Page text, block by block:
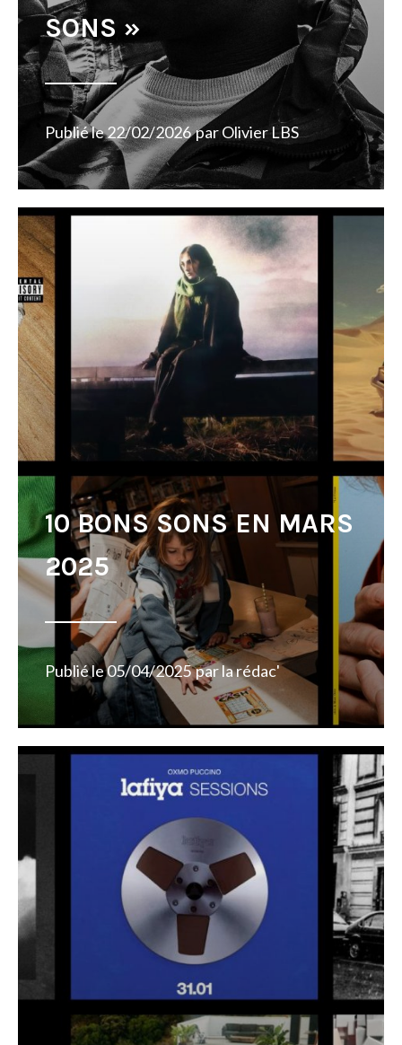
SONS »
Publié le22/02/2026 parOlivier LBS
10 BONS SONS EN MARS
2025
Publié le05/04/2025 parla rédac'